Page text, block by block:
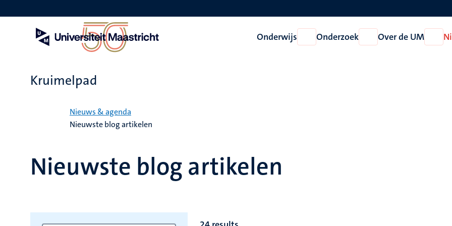
en
Onderwijs
Open
Onderwijs
Onderzoek
Open
Onderzoek
Over de UM
Open
Over
Kruimelpad
Nieuws & agenda
Nieuwste blog artikelen
Nieuwste blog artikelen